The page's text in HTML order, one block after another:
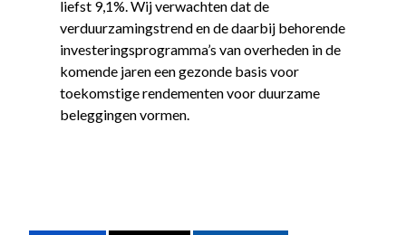
liefst 9,1%. Wij verwachten dat de
verduurzamingstrend en de daarbij behorende
investeringsprogramma’s van overheden in de
komende jaren een gezonde basis voor
toekomstige rendementen voor duurzame
beleggingen vormen.